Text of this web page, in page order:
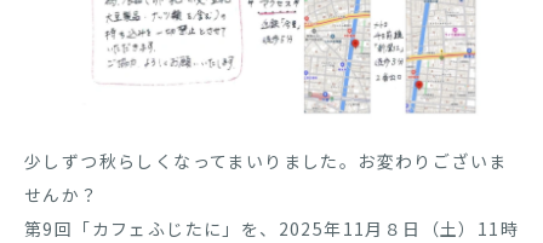
少しずつ秋らしくなってまいりました。お変わりございま
せんか？
第9回「カフェふじたに」を、2025年11月８日（土）11時